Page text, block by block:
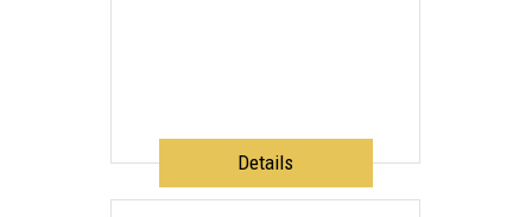
Details